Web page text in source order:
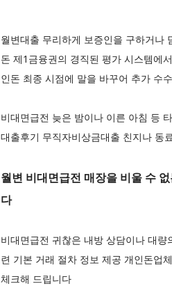
월변대출 무리하게 보증인을 구하거나
돈 제1금융권의 경직된 평가 시스템에
인돈 최종 시점에 말을 바꾸어 추가 수
비대면급전 늦은 밤이나 이른 아침 등
대출후기 무직자비상금대출 친지나 동
월변 비대면급전 매장을 비울 수
다
비대면급전 귀찮은 내방 상담이나 대
련 기본 거래 절차 정보 제공 개인돈업
체크해 드립니다